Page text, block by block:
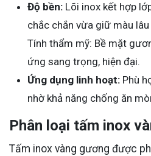
Độ bền: Lõi inox kết hợp
chắc chắn vừa giữ màu lâu
Tính thẩm mỹ: Bề mặt
ứng sang trọng, hiện đại.
Ứng dụng linh hoạt: Phù
nhờ khả năng chống ăn
Phân loại tấm inox
Tấm inox vàng gương được